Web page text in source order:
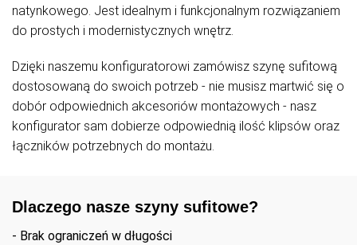
natynkowego. Jest idealnym i funkcjonalnym rozwiązaniem
do prostych i modernistycznych wnętrz.
Dzięki naszemu konfiguratorowi zamówisz szynę sufitową
dostosowaną do swoich potrzeb - nie musisz martwić się o
dobór odpowiednich akcesoriów montażowych - nasz
konfigurator sam dobierze odpowiednią ilość klipsów oraz
łączników potrzebnych do montażu.
Dlaczego nasze szyny sufitowe?
- Brak ograniczeń w długości